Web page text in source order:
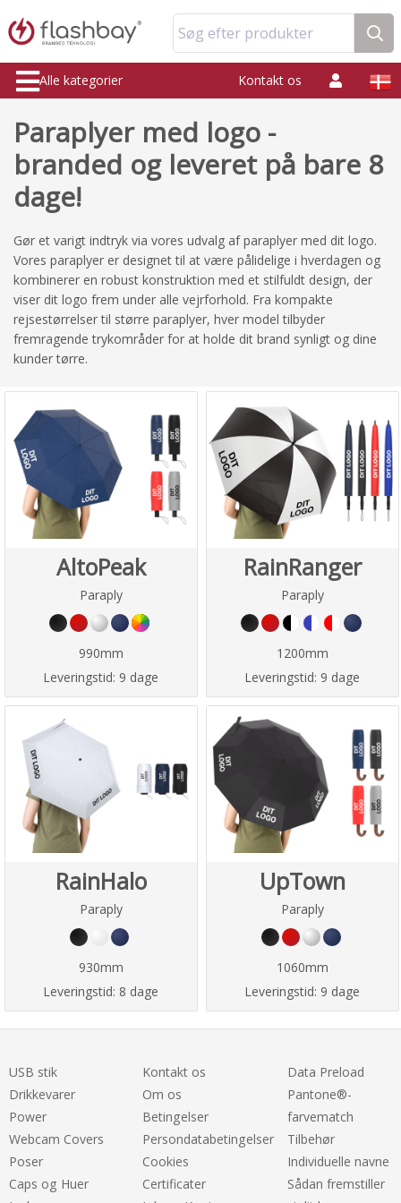
Søg efter produkter
Alle kategorier Kontakt os
Paraplyer med logo -
branded og leveret på bare 8
dage!
Gør et varigt indtryk via vores udvalg af paraplyer med dit logo.
Vores paraplyer er designet til at være pålidelige i hverdagen og
kombinerer en robust konstruktion med et stilfuldt design, der
viser dit logo frem under alle vejrforhold. Fra kompakte
rejsestørrelser til større paraplyer, hver model tilbyder
fremragende trykområder for at holde dit brand synligt og dine
kunder tørre.
AltoPeak
Paraply
990mm
Leveringstid: 9 dage
RainRanger
Paraply
1200mm
Leveringstid: 9 dage
RainHalo
Paraply
930mm
Leveringstid: 8 dage
UpTown
Paraply
1060mm
Leveringstid: 9 dage
USB stik
Drikkevarer
Power
Webcam Covers
Poser
Caps og Huer
Kontakt os
Om os
Betingelser
Persondatabetingelser
Cookies
Certificater
Data Preload
Pantone®-
farvematch
Tilbehør
Individuelle navne
Sådan fremstiller